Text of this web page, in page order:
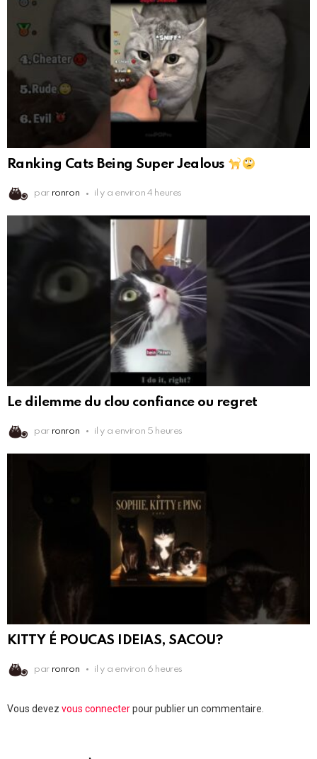
Ranking Cats Being Super Jealous
par ronron il y a environ 4 heures
Le dilemme du clou confiance ou regret
par ronron il y a environ 5 heures
KITTY É POUCAS IDEIAS, SACOU?
par ronron il y a environ 6 heures
Laisser
Vous devez vous connecterpour publier un commentaire.